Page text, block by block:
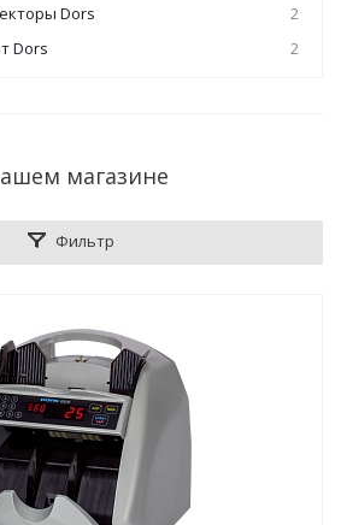
Dors
2
Dors
2
магазине
Фильтр